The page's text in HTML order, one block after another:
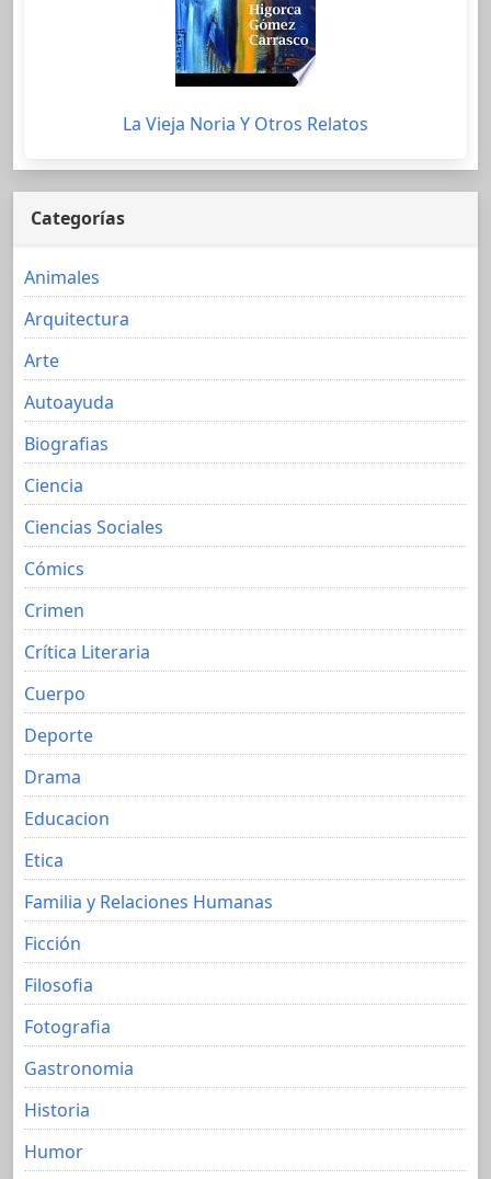
La Vieja Noria Y Otros Relatos
Categorías
Animales
Arquitectura
Arte
Autoayuda
Biografias
Ciencia
Ciencias Sociales
Cómics
Crimen
Crítica Literaria
Cuerpo
Deporte
Drama
Educacion
Etica
Familia y Relaciones Humanas
Ficción
Filosofia
Fotografia
Gastronomia
Historia
Humor